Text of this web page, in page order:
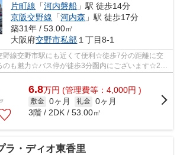
片町線 「河内磐船 」駅 徒歩14分
京阪交野線 「河内森 」駅 徒歩17分
築31年 / 53.00㎡
大阪府交野市私部 １丁目8-1
野線交野市駅にも近くて便利☆徒歩7分の距離に交
のも魅力☆バス停が徒歩3分圏内にございます☆2駅
用に役立つ物件...
6.8万円 (管理費等：4,000円 )
敷金 0ヶ月 礼金 0ヶ月
3階 / 2DK / 53.00㎡
・ディオ東香里